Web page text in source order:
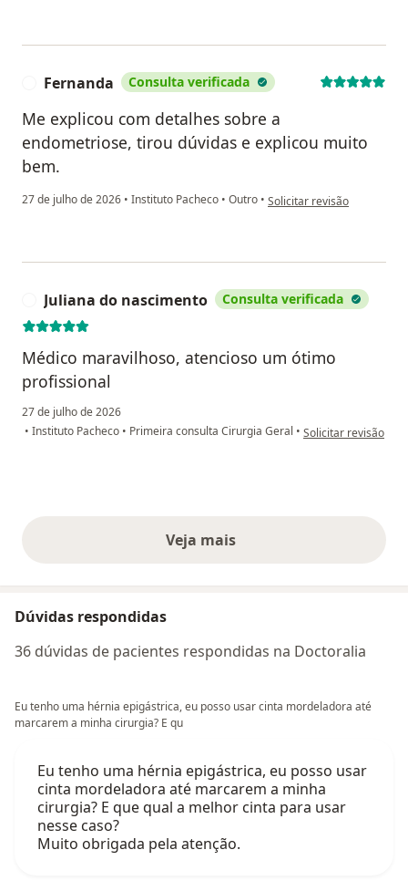
Fernanda Consulta verificada
Me explicou com detalhes sobre a
endometriose, tirou dúvidas e explicou muito
bem.
27 de julho de 2026 • Instituto Pacheco • Outro • na opinião do utilizador
Solicitar revisão
Juliana do nascimento Consulta verificada
Médico maravilhoso, atencioso um ótimo
profissional
27 de julho de 2026
• Instituto Pacheco • Primeira consulta Cirurgia Geral • na opinião do
Solicitar revisão
Veja maisopiniões acima
Dúvidas respondidas
36 dúvidas de pacientes respondidas na Doctoralia
Eu tenho uma hérnia epigástrica, eu posso usar cinta mordeladora até
marcarem a minha cirurgia? E qu
Eu tenho uma hérnia epigástrica, eu posso usar
cinta mordeladora até marcarem a minha
cirurgia? E que qual a melhor cinta para usar
nesse caso?
Muito obrigada pela atenção.